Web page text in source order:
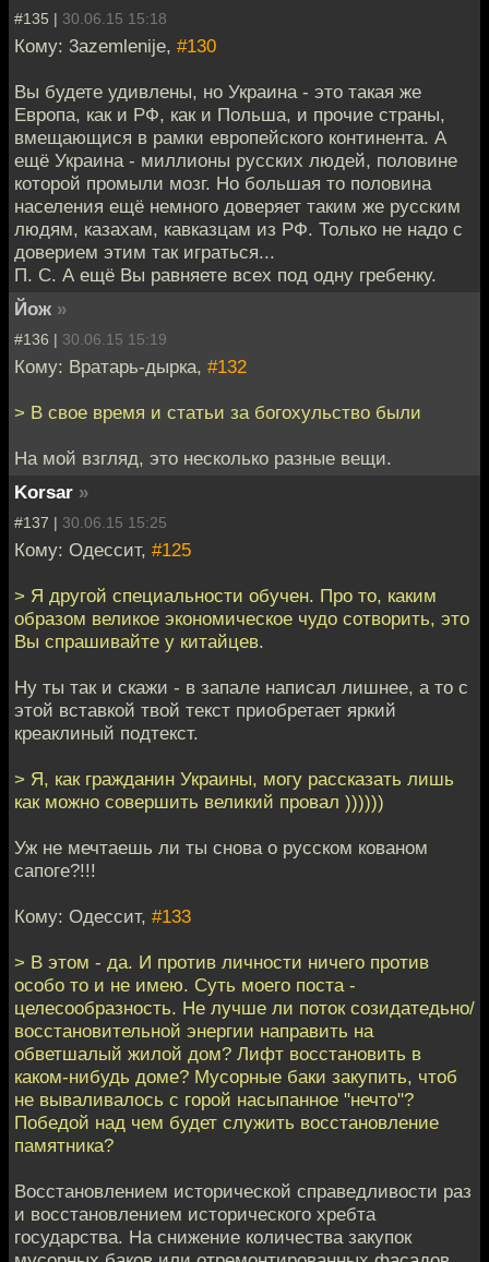
#135 | 30.06.15 15:18
Кому: 3azemlenije, #130
Вы будете удивлены, но Украина - это такая же
Европа, как и РФ, как и Польша, и прочие страны,
вмещающися в рамки европейского континента. А
ещё Украина - миллионы русских людей, половине
которой промыли мозг. Но большая то половина
населения ещё немного доверяет таким же русским
людям, казахам, кавказцам из РФ. Только не надо с
доверием этим так играться...
П. С. А ещё Вы равняете всех под одну гребенку.
Йож »
#136 | 30.06.15 15:19
Кому: Вратарь-дырка, #132
> В свое время и статьи за богохульство были
На мой взгляд, это несколько разные вещи.
Korsar »
#137 | 30.06.15 15:25
Кому: Одессит, #125
> Я другой специальности обучен. Про то, каким
образом великое экономическое чудо сотворить, это
Вы спрашивайте у китайцев.
Ну ты так и скажи - в запале написал лишнее, а то с
этой вставкой твой текст приобретает яркий
креаклиный подтекст.
> Я, как гражданин Украины, могу рассказать лишь
как можно совершить великий провал ))))))
Уж не мечтаешь ли ты снова о русском кованом
сапоге?!!!
Кому: Одессит, #133
> В этом - да. И против личности ничего против
особо то и не имею. Суть моего поста -
целесообразность. Не лучше ли поток созидатедьно/
восстановительной энергии направить на
обветшалый жилой дом? Лифт восстановить в
каком-нибудь доме? Мусорные баки закупить, чтоб
не вываливалось с горой насыпанное "нечто"?
Победой над чем будет служить восстановление
памятника?
Восстановлением исторической справедливости раз
и восстановлением исторического хребта
государства. На снижение количества закупок